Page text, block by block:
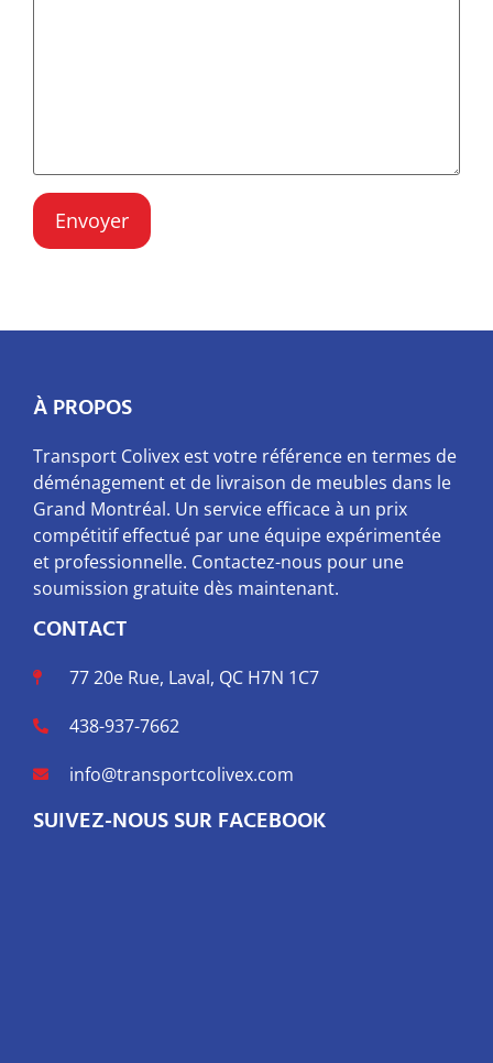
À PROPOS
Transport Colivex est votre référence en termes de
déménagement et de livraison de meubles dans le
Grand Montréal. Un service efficace à un prix
compétitif effectué par une équipe expérimentée
et professionnelle. Contactez-nous pour une
soumission gratuite dès maintenant.
CONTACT
77 20e Rue, Laval, QC H7N 1C7
438-937-7662
info@transportcolivex.com
SUIVEZ-NOUS SUR FACEBOOK